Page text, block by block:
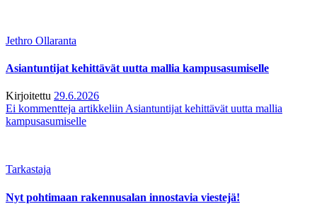
Jethro Ollaranta
Asiantuntijat kehittävät uutta mallia kampusasumiselle
Kirjoitettu 29.6.2026
Ei kommentteja artikkeliin Asiantuntijat kehittävät uutta mallia
kampusasumiselle
Tarkastaja
Nyt pohtimaan rakennusalan innostavia viestejä!